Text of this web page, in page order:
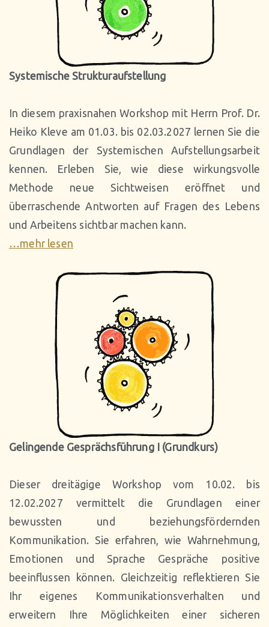
pie
Systemische Strukturaufstellung
In diesem praxisnahen Workshop mit Herrn Prof. Dr.
Heiko Kleve am 01.03. bis 02.03.2027 lernen Sie die
Grundlagen der Systemischen Aufstellungsarbeit
kennen. Erleben Sie, wie diese wirkungsvolle
Methode neue Sichtweisen eröffnet und
überraschende Antworten auf Fragen des Lebens
und Arbeitens sichtbar machen kann.
…mehr lesen
Gelingende Gesprächsführung I (Grundkurs)
Dieser dreitägige Workshop vom 10.02. bis
12.02.2027 vermittelt die Grundlagen einer
bewussten und beziehungsfördernden
Kommunikation. Sie erfahren, wie Wahrnehmung,
Emotionen und Sprache Gespräche positive
beeinflussen können. Gleichzeitig reflektieren Sie
Ihr eigenes Kommunikationsverhalten und
erweitern Ihre Möglichkeiten einer sicheren